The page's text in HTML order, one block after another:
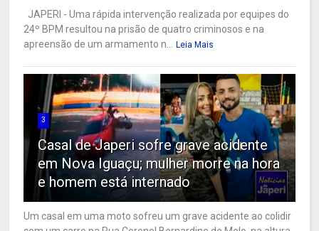
JAPERI - Uma rápida intervenção realizada por equipes do
24º BPM resultou na prisão de quatro criminosos e na
apreensão de um armamento n...
Leia Mais
3
Casal de Japeri sofre grave acidente
em Nova Iguaçu; mulher morre na hora
e homem está internado
Um casal em uma moto sofreu um grave acidente ao colidir